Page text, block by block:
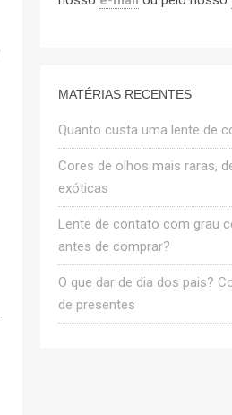
MATÉRIAS RECENTES
Quanto custa uma lente de
Cores de olhos mais raras,
exóticas
Lente de contato com grau
antes de comprar?
O que dar de dia dos pais?
de presentes